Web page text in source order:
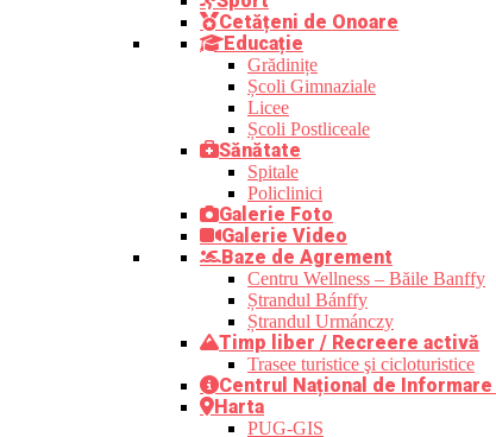
Cetățeni de Onoare
Educație
Grădinițe
Școli Gimnaziale
Licee
Școli Postliceale
Sănătate
Spitale
Policlinici
Galerie Foto
Galerie Video
Baze de Agrement
Centru Wellness – Băile Banffy
Ștrandul Bánffy
Ștrandul Urmánczy
Timp liber / Recreere activă
Trasee turistice şi cicloturistice
Centrul Național de
Harta
PUG-GIS